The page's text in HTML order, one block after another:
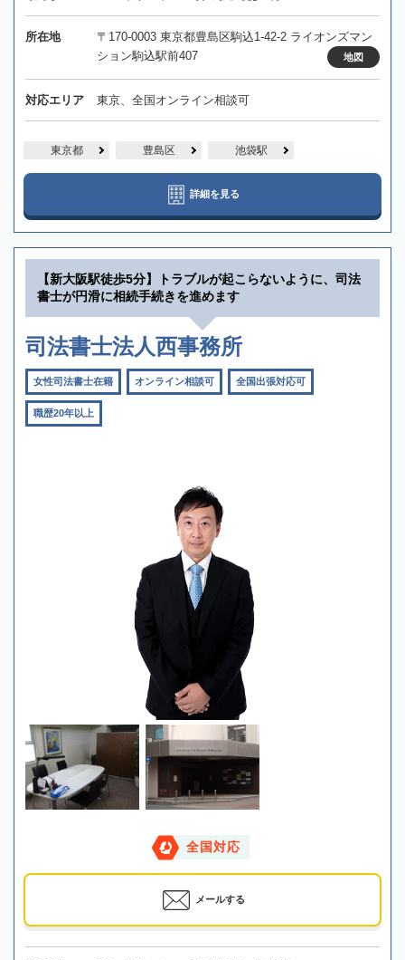
所在地
〒170-0003 東京都豊島区駒込1-42-2 ライオンズマン
ション駒込駅前407
地図
対応エリア 東京、全国オンライン相談可
東京都 豊島区 池袋駅
詳細を見る
【新大阪駅徒歩5分】トラブルが起こらないように、司法
書士が円滑に相続手続きを進めます
司法書士法人西事務所
女性司法書士在籍 オンライン相談可 全国出張対応可
職歴20年以上
全国対応
メールする